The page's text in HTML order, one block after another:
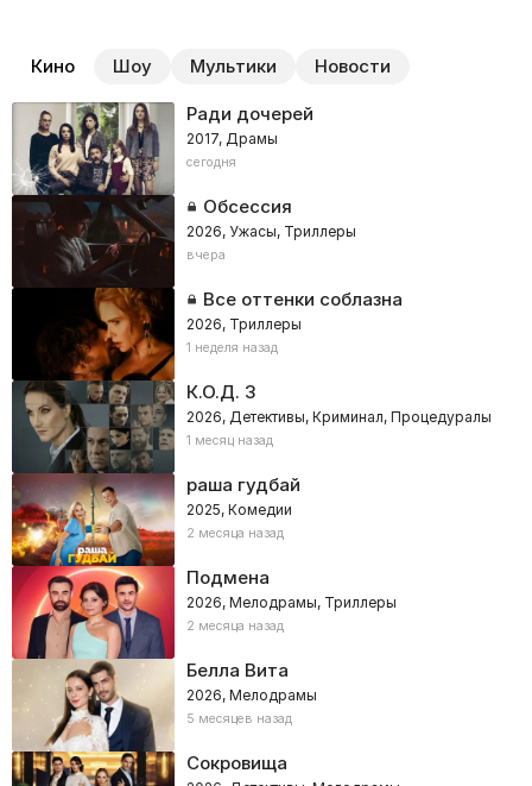
Кино Шоу Мультики Новости
Ради дочерей
2017, Драмы
сегодня
Обсессия
2026, Ужасы, Триллеры
вчера
Все оттенки соблазна
2026, Триллеры
1 неделя назад
К.О.Д. 3
2026, Детективы, Криминал, Процедуралы
1 месяц назад
раша гудбай
2025, Комедии
2 месяца назад
Подмена
2026, Мелодрамы, Триллеры
2 месяца назад
Белла Вита
2026, Мелодрамы
5 месяцев назад
Сокровища